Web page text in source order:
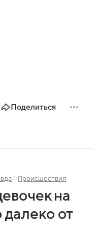
Поделиться
Происшествия
на
от